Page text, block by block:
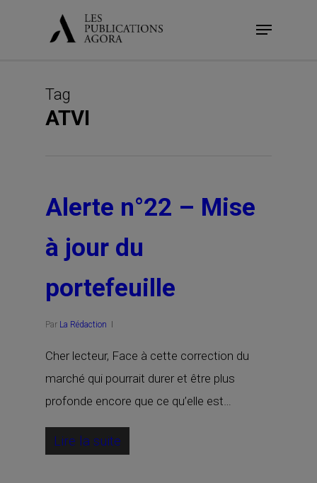
Menu
Tag
ATVI
Alerte n°22 – Mise
à jour du
portefeuille
Par La Rédaction
Cher lecteur, Face à cette correction du
marché qui pourrait durer et être plus
profonde encore que ce qu’elle est…
Lire la suite